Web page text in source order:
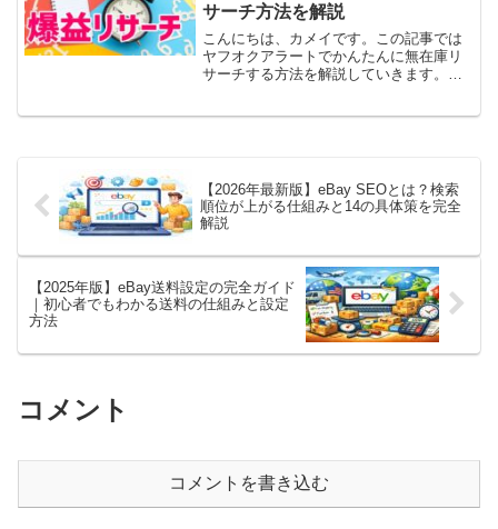
サーチ方法を解説
こんにちは、カメイです。この記事では
ヤフオクアラートでかんたんに無在庫リ
サーチする方法を解説していきます。
【2026年最新版】eBay SEOとは？検索
順位が上がる仕組みと14の具体策を完全
解説
【2025年版】eBay送料設定の完全ガイド
｜初心者でもわかる送料の仕組みと設定
方法
コメント
コメントを書き込む